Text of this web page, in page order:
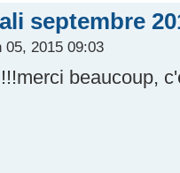
septembre
2015 09:03
beaucoup,